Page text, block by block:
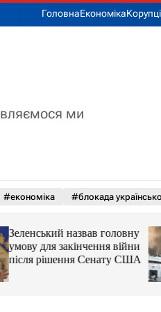
ГоловнаЕкономіка
ми
#економіка #блокада
Зеленський назвав головну
умову для закінчення війни
після рішення Сенату США